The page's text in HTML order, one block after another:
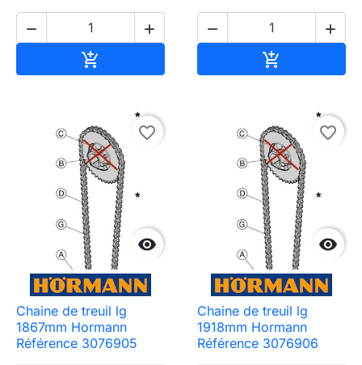
 

 


favorite_border
Chaine de treuil lg
1867mm Hormann
Référence 3076905

favorite_border
Chaine de treuil lg
1918mm Hormann
Référence 3076906